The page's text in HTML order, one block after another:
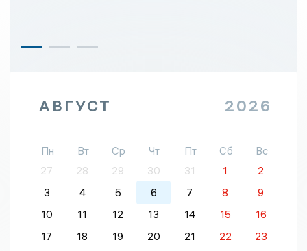
АВГУСТ 2026
Пн Вт Ср Чт Пт Сб
Вс
27
28 29 30 31 1
2
3
4 5 6 7 8
9
10
11 12 13 14 15
16
17
18 19 20 21 22
23